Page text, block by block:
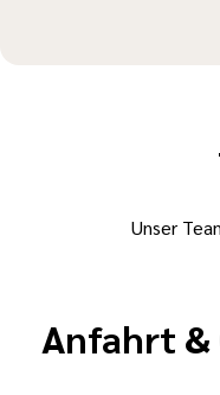
Unser
Anfahrt